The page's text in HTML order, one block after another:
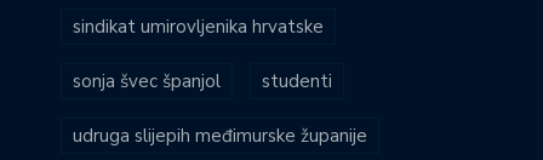
sindikat umirovljenika hrvatske
sonja švec španjol studenti
udruga slijepih međimurske županije